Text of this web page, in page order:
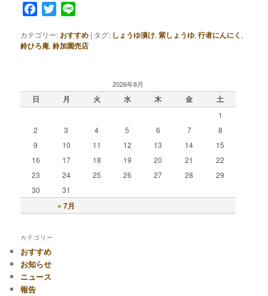
Facebook
Twitter
カテゴリー: おすすめ | タグ: しょうゆ漬け,紫しょうゆ,行者にんにく ,
鈴ひろ庵,鈴加園売店
2026年8月
日 月 火 水 木 金 土
« 7月
1
2
3 4 5 6 7
8
9
10 11 12 13 14
15
16
17 18 19 20 21
22
23
24 25 26 27 28
29
30
31
カテゴリー
おすすめ
お知らせ
ニュース
報告